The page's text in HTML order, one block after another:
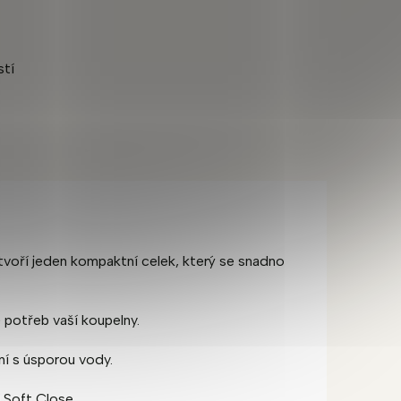
jeden kompaktní celek, který se snadno
vaší koupelny.
s úsporou vody.